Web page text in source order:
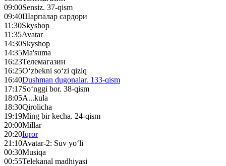
09:00Sensiz. 37-qism
09:40Шарпалар сардори
11:30Skyshop
11:35Avatar
14:30Skyshop
14:35Ma'suma
16:23Телемагазин
16:25O‘zbekni so‘zi qiziq
16:40Dushman dugonalar. 133-qism
17:17So‘nggi bor. 38-qism
18:05A...kula
18:30Qirolicha
19:19Ming bir kecha. 24-qism
20:00Millar
20:20Iqror
21:10Avatar-2: Suv yo‘li
00:30Musiqa
00:55Telekanal madhiyasi